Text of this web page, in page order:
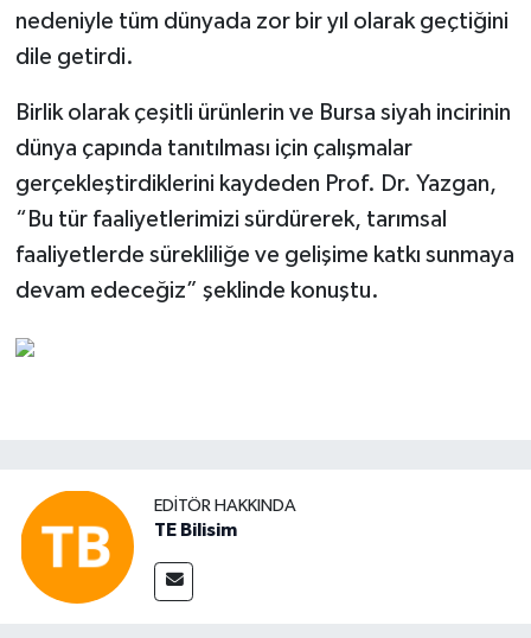
nedeniyle tüm dünyada zor bir yıl olarak geçtiğini
dile ge­tirdi.
Birlik olarak çeşitli ürünle­rin ve Bursa siyah incirinin
dünya çapında tanıtılması için çalışmalar
gerçekleştir­diklerini kaydeden Prof. Dr. Yazgan,
“Bu tür faaliyetleri­mizi sürdürerek, tarımsal
faaliyetlerde sürekliliğe ve gelişime katkı sunmaya
de­vam edeceğiz” şeklinde konuştu.
EDITÖR HAKKINDA
TE Bilisim